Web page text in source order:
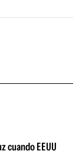
cuando EEUU